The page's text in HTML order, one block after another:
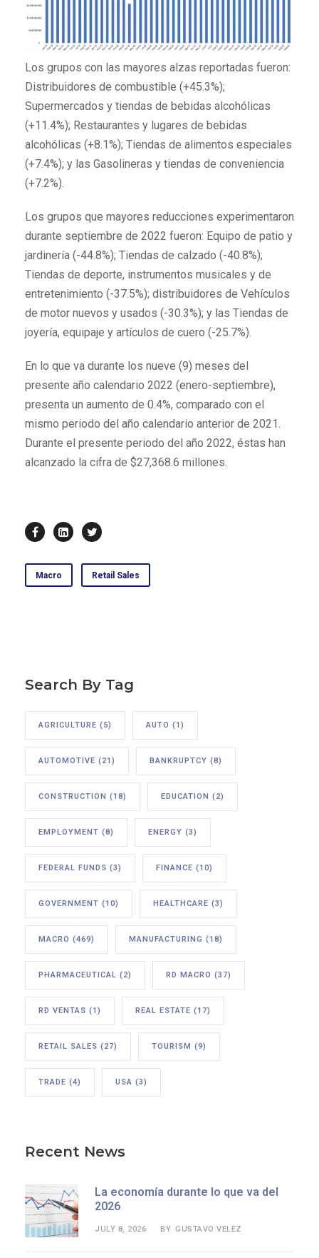
Los grupos con las mayores alzas reportadas fueron:
Distribuidores de combustible (+45.3%);
Supermercados y tiendas de bebidas alcohólicas
(+11.4%); Restaurantes y lugares de bebidas
alcohólicas (+8.1%); Tiendas de alimentos especiales
(+7.4%); y las Gasolineras y tiendas de conveniencia
(+7.2%).
Los grupos que mayores reducciones experimentaron
durante septiembre de 2022 fueron: Equipo de patio y
jardinería (-44.8%); Tiendas de calzado (-40.8%);
Tiendas de deporte, instrumentos musicales y de
entretenimiento (-37.5%); distribuidores de Vehículos
de motor nuevos y usados (-30.3%); y las Tiendas de
joyería, equipaje y artículos de cuero (-25.7%).
En lo que va durante los nueve (9) meses del
presente año calendario 2022 (enero-septiembre),
presenta un aumento de 0.4%, comparado con el
mismo periodo del año calendario anterior de 2021.
Durante el presente periodo del año 2022, éstas han
alcanzado la cifra de $27,368.6 millones.
Macro Retail Sales
Search By Tag
AGRICULTURE (5) AUTO (1)
AUTOMOTIVE (21) BANKRUPTCY (8)
CONSTRUCTION (18) EDUCATION (2)
EMPLOYMENT (8) ENERGY (3)
FEDERAL FUNDS (3) FINANCE (10)
GOVERNMENT (10) HEALTHCARE (3)
MACRO (469) MANUFACTURING (18)
PHARMACEUTICAL (2) RD MACRO (37)
RD VENTAS (1) REAL ESTATE (17)
RETAIL SALES (27) TOURISM (9)
TRADE (4) USA (3)
Recent News
La economía durante lo que va del
2026
JULY 8, 2026 BY GUSTAVO VELEZ